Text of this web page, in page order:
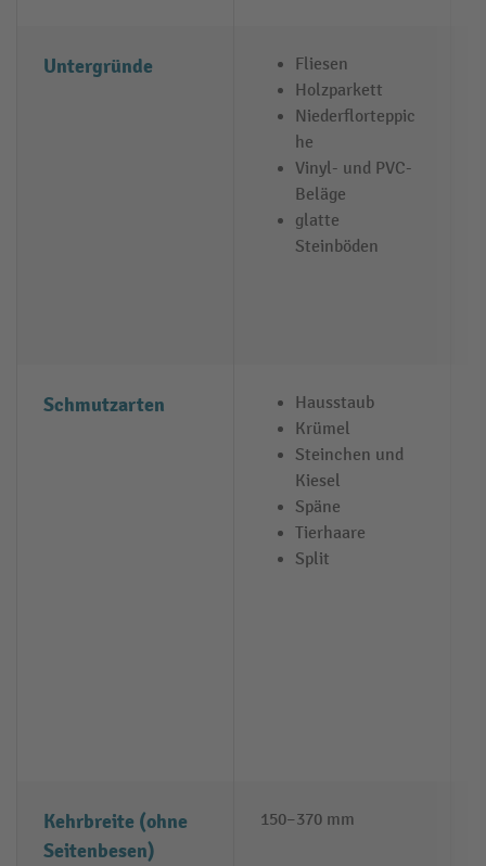
Untergründe
Fliesen
Holzparkett
Niederflorteppic
he
Vinyl- und PVC-
Beläge
glatte
Steinböden
Schmutzarten
Hausstaub
Krümel
Steinchen und
Kiesel
Späne
Tierhaare
Split
Kehrbreite (ohne
Seitenbesen)
150–370 mm